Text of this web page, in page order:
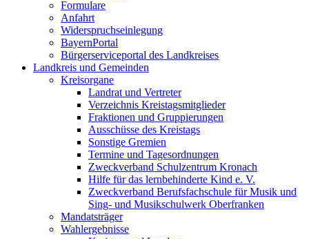
Formulare
Anfahrt
Widerspruchseinlegung
BayernPortal
Bürgerserviceportal des Landkreises
Landkreis und Gemeinden
Kreisorgane
Landrat und Vertreter
Verzeichnis Kreistagsmitglieder
Fraktionen und Gruppierungen
Ausschüsse des Kreistags
Sonstige Gremien
Termine und Tagesordnungen
Zweckverband Schulzentrum Kronach
Hilfe für das lernbehinderte Kind e. V.
Zweckverband Berufsfachschule für Musik und
Sing- und Musikschulwerk Oberfranken
Mandatsträger
Wahlergebnisse